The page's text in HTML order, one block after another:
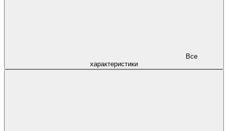
характеристики